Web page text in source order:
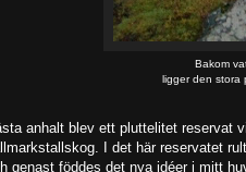
Bakom
ligger den stora
anhalt blev ett pluttelitet reservat
I det här reservatet
genast föddes det nya idéer i mitt